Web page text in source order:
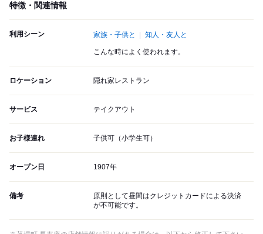
特徴・関連情報
利用シーン 家族・子供と 知人・友人と
こんな時によく使われます。
ロケーション 隠れ家レストラン
サービス テイクアウト
お子様連れ 子供可（小学生可）
オープン日 1907年
備考
原則として昼間はクレジットカードによる決済
が不可能です。